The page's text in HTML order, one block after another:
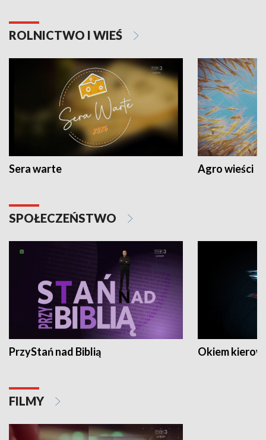
ROLNICTWO I WIEŚ
Sera warte Agro wieści
SPOŁECZEŃSTWO
PrzyStań nad Biblią Okiem
FILMY